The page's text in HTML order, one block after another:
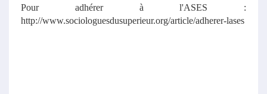
Pour adhérer à l'ASES :
http://www.sociologuesdusuperieur.org/article/adherer-lases